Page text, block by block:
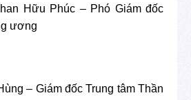
Hữu Phúc – Phó Giám đốc
ương
– Giám đốc Trung tâm Thần